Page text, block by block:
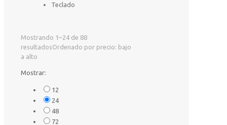
Teclado
Mostrando 1–24 de 88
resultadosOrdenado por precio: bajo
a alto
Mostrar:
12
24
48
72